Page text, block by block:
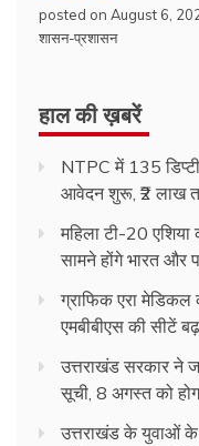
posted on August 6,
शासन-प्रशासन
हाल की ख़बरें
NTPC में 135
आवेदन शुरू, ₹2 लाख
महिला टी-20
सामने होंगे भारत और
ग्राफिक एरा
एमबीबीएस की सीटें
उत्तराखंड सरकार ने
सूची, 8 अगस्त को
उत्तराखंड के युवाओं